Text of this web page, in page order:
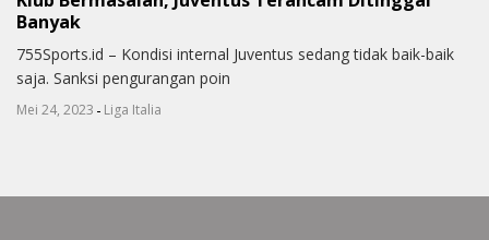
Banyak
755Sports.id – Kondisi internal Juventus sedang tidak baik-baik
saja. Sanksi pengurangan poin
Mei 24, 2023 - Liga Italia